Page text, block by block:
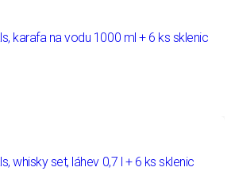
karafa na vodu 1000 ml + 6 ks sklenic
whisky set, láhev 0,7 l + 6 ks sklenic